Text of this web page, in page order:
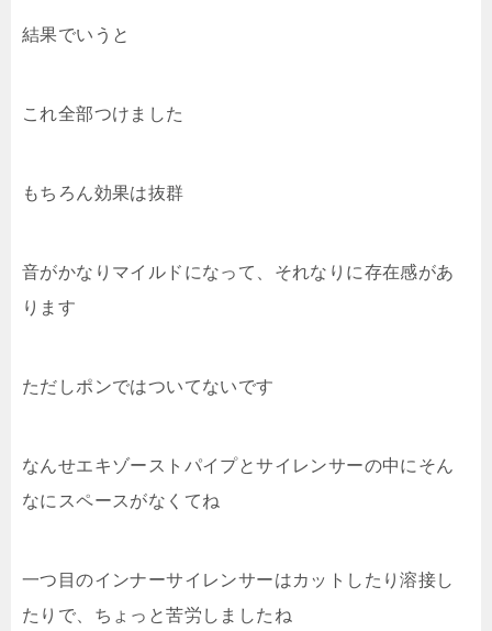
結果でいうと
これ全部つけました
もちろん効果は抜群
音がかなりマイルドになって、それなりに存在感があ
ります
ただしポンではついてないです
なんせエキゾーストパイプとサイレンサーの中にそん
なにスペースがなくてね
一つ目のインナーサイレンサーはカットしたり溶接し
たりで、ちょっと苦労しましたね